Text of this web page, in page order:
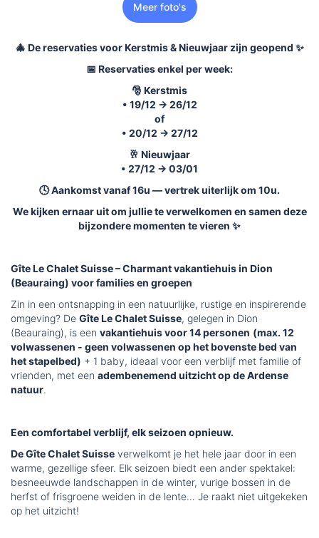
Meer foto's
🎄 De reservaties voor Kerstmis & Nieuwjaar zijn geopend ✨
📅 Reservaties enkel per week:
🎅 Kerstmis
• 19/12 → 26/12
of
• 20/12 → 27/12
🥂 Nieuwjaar
• 27/12 → 03/01
🕓 Aankomst vanaf 16u — vertrek uiterlijk om 10u.
We kijken ernaar uit om jullie te verwelkomen en samen deze
bijzondere momenten te vieren ✨
Gîte Le Chalet Suisse – Charmant vakantiehuis in Dion
(Beauraing) voor families en groepen
Zin in een ontsnapping in een natuurlijke, rustige en inspirerende
omgeving? De Gîte Le Chalet Suisse, gelegen in Dion
(Beauraing), is een vakantiehuis voor 14 personen (max. 12
volwassenen - geen volwassenen op het bovenste bed van
het stapelbed) + 1 baby, ideaal voor een verblijf met familie of
vrienden, met een adembenemend uitzicht op de Ardense
natuur.
Een comfortabel verblijf, elk seizoen opnieuw.
De Gîte Chalet Suisse verwelkomt je het hele jaar door in een
warme, gezellige sfeer. Elk seizoen biedt een ander spektakel:
besneeuwde landschappen in de winter, vurige bossen in de
herfst of frisgroene weiden in de lente… Je raakt niet uitgekeken
op het uitzicht!